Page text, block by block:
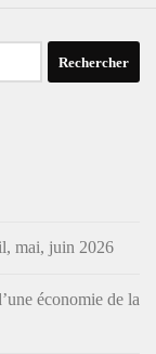
mai, juin 2026
économie de la